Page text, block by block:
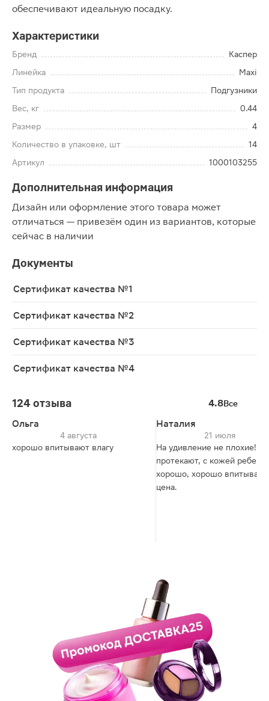
обеспечивают идеальную посадку.
Характеристики
Бренд
Каспер
Линейка
Maxi
Тип продукта
Подгузники
Вес, кг
0.44
Размер
4
Количество в упаковке, шт
14
Артикул
1000103255
Дополнительная информация
Дизайн или оформление этого товара может
отличаться — привезём один из вариантов, которые
сейчас в наличии
Документы
Сертификат качества №1
Сертификат качества №2
Сертификат качества №3
Сертификат качества №4
124 отзыва 4.8Все
Ольга
4 августа
хорошо впитывают влагу
Наталия
21 июля
На удивление не плохие! не
протекают, с кожей
хорошо, хорошо
цена.